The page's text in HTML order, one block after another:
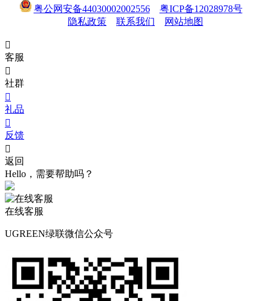
粤公网安备44030002002556
粤ICP备12028978号
隐私政策
联系我们 网站地图

客服

社群

礼品

反馈

返回
Hello，需要帮助吗？
在线客服
UGREEN绿联微信公众号